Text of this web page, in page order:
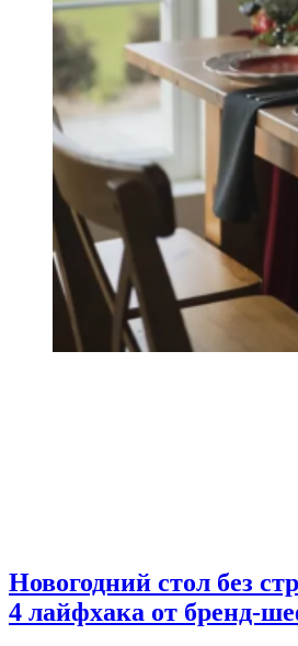
Новогодний стол без
4 лайфхака от бренд-